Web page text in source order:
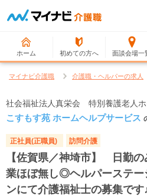
ホーム 初めての方へ 面談会場一
マイナビ介護職 介護職・ヘルパーの求人
社会福祉法人真栄会 特別養護老人
こすもす苑 ホームヘルプサービス
正社員(正職員) 訪問介護
【佐賀県／神埼市】 日勤の
業ほぼ無し◎ヘルパーステー
ンにて介護福祉士の募集です